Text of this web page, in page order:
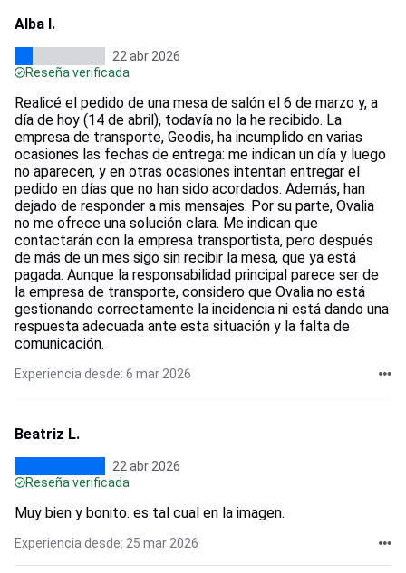
Alba I.
22 abr 2026
Reseña verificada
Realicé el pedido de una mesa de salón el 6 de marzo y, a
día de hoy (14 de abril), todavía no la he recibido. La
empresa de transporte, Geodis, ha incumplido en varias
ocasiones las fechas de entrega: me indican un día y luego
no aparecen, y en otras ocasiones intentan entregar el
pedido en días que no han sido acordados. Además, han
dejado de responder a mis mensajes. Por su parte, Ovalia
no me ofrece una solución clara. Me indican que
contactarán con la empresa transportista, pero después
de más de un mes sigo sin recibir la mesa, que ya está
pagada. Aunque la responsabilidad principal parece ser de
la empresa de transporte, considero que Ovalia no está
gestionando correctamente la incidencia ni está dando una
respuesta adecuada ante esta situación y la falta de
comunicación.
Experiencia desde: 6 mar 2026
Beatriz L.
22 abr 2026
Reseña verificada
Muy bien y bonito. es tal cual en la imagen.
Experiencia desde: 25 mar 2026